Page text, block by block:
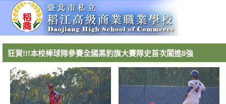
狂賀!!!本校棒球隊參賽全國黑豹旗大賽隊史首次闖進8強